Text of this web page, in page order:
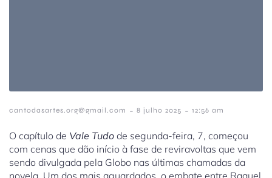
cantodasartes.org@gmail.com - 8 julho 2025 - 12:56 am
O capítulo de Vale Tudo de segunda-feira, 7, começou
com cenas que dão início à fase de reviravoltas que vem
sendo divulgada pela Globo nas últimas chamadas da